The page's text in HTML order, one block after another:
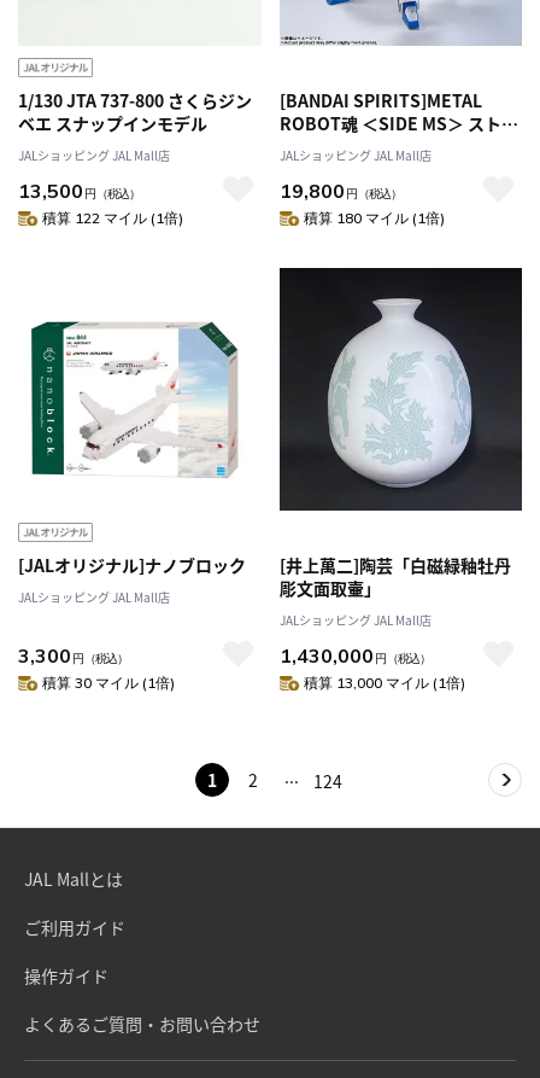
1/130 JTA 737-800 さくらジン
ベエ スナップインモデル
JALショッピング JAL Mall店
13,500 円 （税込）
積算 122 マイル (1倍)
[BANDAI SPIRITS]METAL
ROBOT魂 ＜SIDE MS＞ ストラ
イクフリーダムガンダム
[Re:Coordinate]
JALショッピング JAL Mall店
19,800 円 （税込）
積算 180 マイル (1倍)
[JALオリジナル]ナノブロック
JALショッピング JAL Mall店
3,300 円 （税込）
積算 30 マイル (1倍)
[井上萬二]陶芸「白磁緑釉牡丹
彫文面取壷」
JALショッピング JAL Mall店
1,430,000 円 （税込）
積算 13,000 マイル (1倍)
1 2 124
JAL Mallとは
ご利用ガイド
操作ガイド
よくあるご質問・お問い合わせ